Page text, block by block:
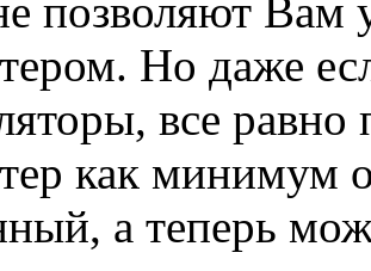
позволяют Вам
Но даже
все равно
как минимум
а теперь